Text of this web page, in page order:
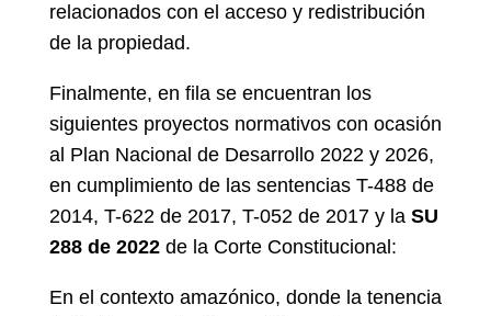
relacionados con el acceso y redistribución
de la propiedad.
Finalmente, en fila se encuentran los
siguientes proyectos normativos con ocasión
al Plan Nacional de Desarrollo 2022 y 2026,
en cumplimiento de las sentencias T-488 de
2014, T-622 de 2017, T-052 de 2017 y laSU
288 de 2022 de la Corte Constitucional:
En el contexto amazónico, donde la tenencia